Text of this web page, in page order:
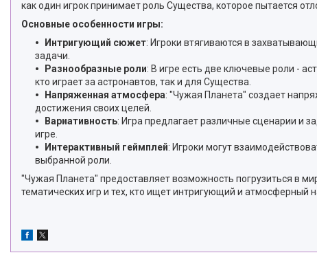
как один игрок принимает роль Существа, которое пытается
Основные особенности игры:
Интригующий сюжет: Игроки втягиваются в
задачи.
Разнообразные роли: В игре есть две ключевые роли -
кто играет за астронавтов, так и для Существа.
Напряженная атмосфера: "Чужая Планета" создает
достижения своих целей.
Вариативность: Игра предлагает различные сценарии и
игре.
Интерактивный геймплей: Игроки могут
выбранной роли.
"Чужая Планета" предоставляет возможность погрузиться в
тематических игр и тех, кто ищет интригующий и атмосферный